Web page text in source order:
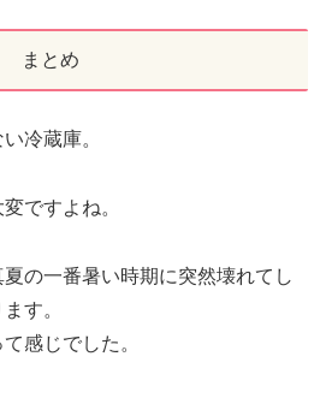
まとめ
冷蔵庫。
ですよね。
の一番暑い時期に突然壊れてし
す。
感じでした。